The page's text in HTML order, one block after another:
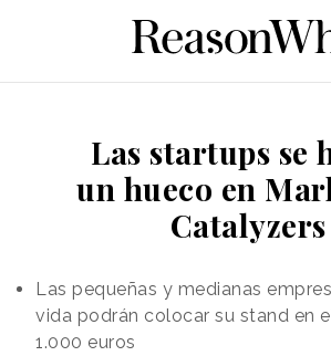
Las startups se
un hueco en
Catalyzers
Las pequeñas y medianas
vida podrán colocar su stand en
1.000 euros